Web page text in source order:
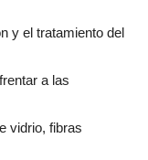
y el tratamiento del
a las
vidrio, fibras